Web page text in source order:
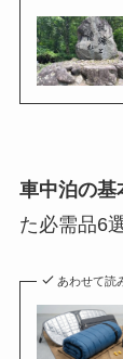
車中泊の基
た必需品6
あわせて読